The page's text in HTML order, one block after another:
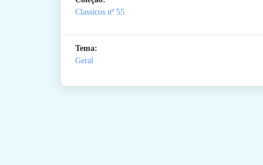
Classicos nº 55
Tema:
Geral